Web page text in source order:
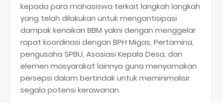
kepada para mahasiswa terkait langkah langkah
yang telah dilakukan untuk mengantisipasi
dampak kenaikan BBM yakni dengan menggelar
rapat koordinasi dengan BPH Migas, Pertamina,
pengusaha SPBU, Asosiasi Kepala Desa, dan
elemen masyarakat lainnya guna menyamakan
persepsi dalam bertindak untuk meminimalisir
segala potensi kerawanan.